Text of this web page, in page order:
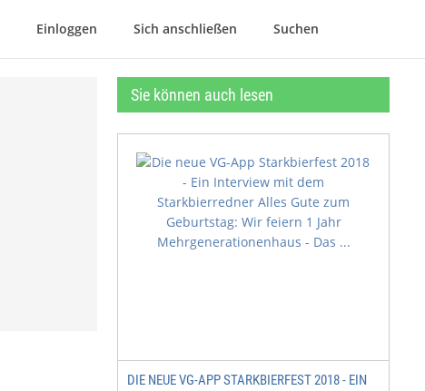
Einloggen Sich anschließen Suchen
Sie können auch lesen
DIE NEUE VG-APP STARKBIERFEST 2018 - EIN